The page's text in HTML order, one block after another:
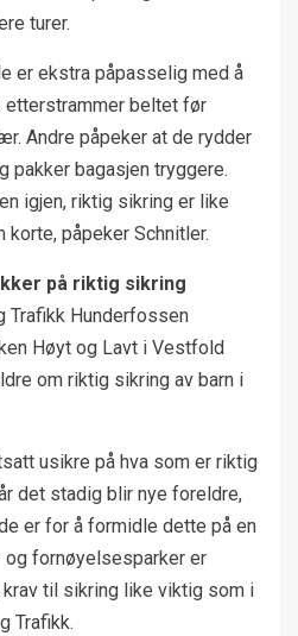
turer.
er ekstra påpasselig med å
beltet før
Andre påpeker at de rydder
pakker bagasjen tryggere.
igjen, riktig sikring er like
påpeker Schnitler.
på riktig sikring
Trafikk Hunderfossen
Høyt og Lavt i Vestfold
om riktig sikring av barn i
usikre på hva som er riktig
det stadig blir nye foreldre,
er for å formidle dette på en
fornøyelsesparker er
til sikring like viktig som i
Trafikk.